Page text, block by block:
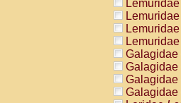
Lemuridae
Lemuridae
Lemuridae
Lemuridae
Galagidae
Galagidae
Galagidae
Galagidae